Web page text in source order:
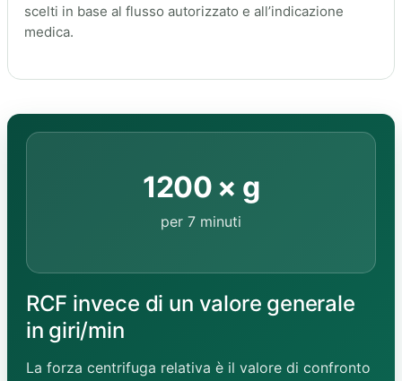
scelti in base al flusso autorizzato e all’indicazione
medica.
1200 × g
per 7 minuti
RCF invece di un valore generale
in giri/min
La forza centrifuga relativa è il valore di confronto